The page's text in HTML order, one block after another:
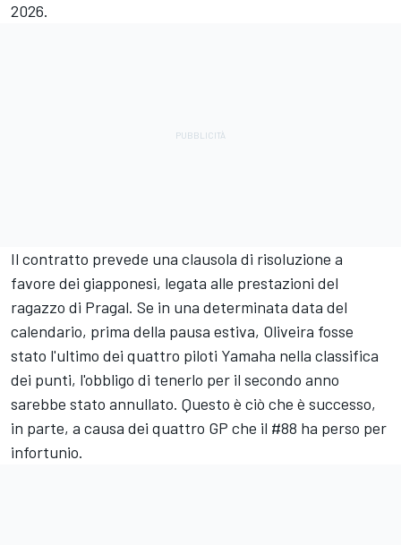
2026.
Il contratto prevede una clausola di risoluzione a
favore dei giapponesi, legata alle prestazioni del
ragazzo di Pragal. Se in una determinata data del
calendario, prima della pausa estiva, Oliveira fosse
stato l'ultimo dei quattro piloti Yamaha nella classifica
dei punti, l'obbligo di tenerlo per il secondo anno
sarebbe stato annullato. Questo è ciò che è successo,
in parte, a causa dei quattro GP che il #88 ha perso per
infortunio.